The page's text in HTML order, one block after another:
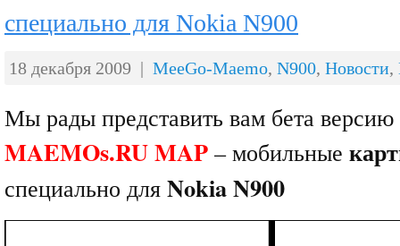
специально для Nokia N900
18 декабря 2009 | MeeGo-Maemo, N900, Новости,
Мы рады представить вам бета версию
MAEMOs.RU MAP – мобильные
специально для Nokia N900